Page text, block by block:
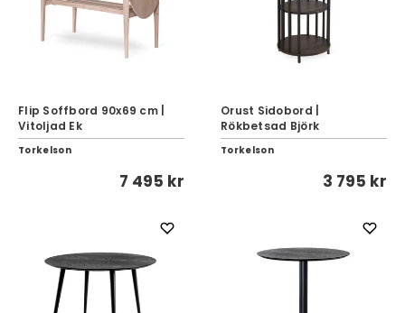
Flip Soffbord 90x69 cm |
Vitoljad Ek
Torkelson
7 495 kr
Orust Sidobord |
Rökbetsad Björk
Torkelson
3 795 kr